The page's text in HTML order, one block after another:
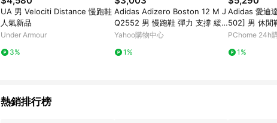
UA 男 Velociti Distance 慢跑鞋
人氣新品
Under Armour
3%
Adidas Adizero Boston 12 M J
Q2552 男 慢跑鞋 彈力 支撐 緩
震 白 黑紅
Yahoo購物中心
1%
Adidas 愛迪
502] 男 休閒
PChome 24h
1%
熱銷排行榜